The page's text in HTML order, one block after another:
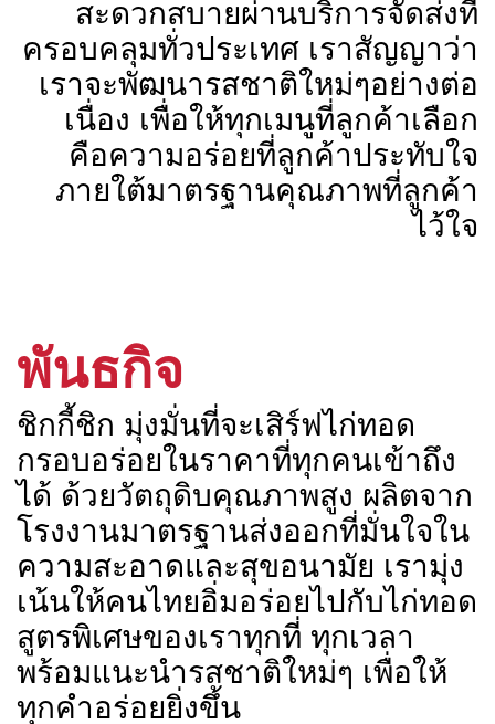
สะดวกสบายผ่านบริการจัดส่งที่
ครอบคลุมทั่วประเทศ เราสัญญาว่า
เราจะพัฒนารสชาติใหม่ๆอย่างต่อ
เนื่อง เพื่อให้ทุกเมนูที่ลูกค้าเลือก
คือความอร่อยที่ลูกค้าประทับใจ
ภายใต้มาตรฐานคุณภาพที่ลูกค้า
ไว้ใจ
พันธกิจ
ชิกกี้ชิก มุ่งมั่นที่จะเสิร์ฟไก่ทอด
กรอบอร่อยในราคาที่ทุกคนเข้าถึง
ได้ ด้วยวัตถุดิบคุณภาพสูง ผลิตจาก
โรงงานมาตรฐานส่งออกที่มั่นใจใน
ความสะอาดและสุขอนามัย เรามุ่ง
เน้นให้คนไทยอิ่มอร่อยไปกับไก่ทอด
สูตรพิเศษของเราทุกที่ ทุกเวลา
พร้อมแนะนำรสชาติใหม่ๆ เพื่อให้
ทุกคำอร่อยยิ่งขึ้น